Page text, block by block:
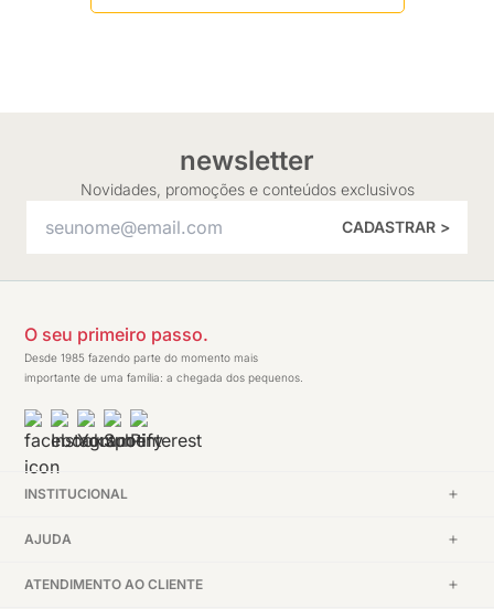
newsletter
Novidades, promoções e conteúdos exclusivos
CADASTRAR >
O seu primeiro passo.
Desde 1985 fazendo parte do momento mais
importante de uma família: a chegada dos pequenos.
INSTITUCIONAL
AJUDA
ATENDIMENTO AO CLIENTE